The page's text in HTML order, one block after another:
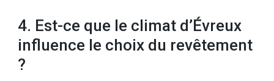
4. Est-ce que le climat d’Évreux
influence le choix du revêtement
?